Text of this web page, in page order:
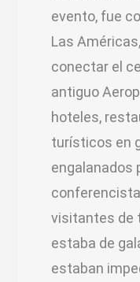
evento, fue
Las
conectar el
antiguo
hoteles,
turísticos en
engalanados
visitantes de
estaba de
estaban